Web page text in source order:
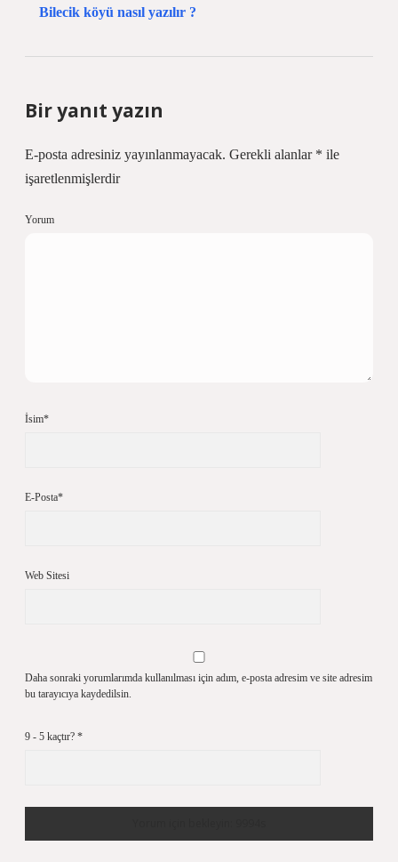
Bilecik köyü nasıl yazılır ?
Bir yanıt yazın
E-posta adresiniz yayınlanmayacak. Gerekli alanlar * ile
işaretlenmişlerdir
Yorum
İsim*
E-Posta*
Web Sitesi
Daha sonraki yorumlarımda kullanılması için adım, e-posta adresim ve site adresim
bu tarayıcıya kaydedilsin.
9 - 5 kaçtır? *